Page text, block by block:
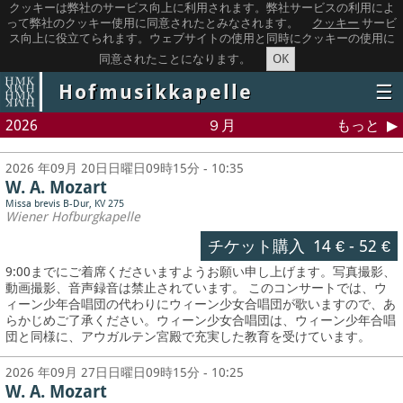
クッキーは弊社のサービス向上に利用されます。弊社サービスの利用によ
って弊社のクッキー使用に同意されたとみなされます。
クッキー サービ
ス向上に役立てられます。ウェブサイトの使用と同時にクッキーの使用に
同意されたことになります。
OK
Hofmusikkapelle ☰
2026 ９月 もっと
2026 年09月 20日日曜日09時15分 - 10:35
W. A. Mozart
Missa brevis B-Dur, KV 275
Wiener Hofburgkapelle
チケット購入 14 €- 52 €
9:00までにご着席くださいますようお願い申し上げます。写真撮影、
動画撮影、音声録音は禁止されています。 このコンサートでは、ウ
ィーン少年合唱団の代わりにウィーン少女合唱団が歌いますので、あ
らかじめご了承ください。ウィーン少女合唱団は、ウィーン少年合唱
団と同様に、アウガルテン宮殿で充実した教育を受けています。
2026 年09月 27日日曜日09時15分 - 10:25
W. A. Mozart